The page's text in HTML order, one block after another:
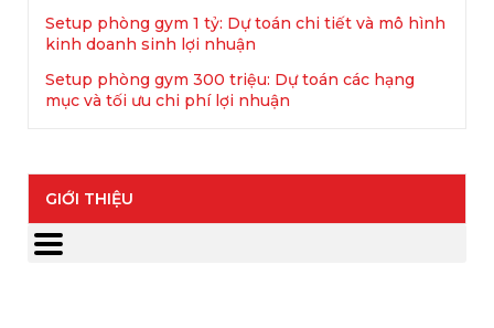
Setup phòng gym 1 tỷ: Dự toán chi tiết và mô hình
kinh doanh sinh lợi nhuận
Setup phòng gym 300 triệu: Dự toán các hạng
mục và tối ưu chi phí lợi nhuận
GIỚI THIỆU